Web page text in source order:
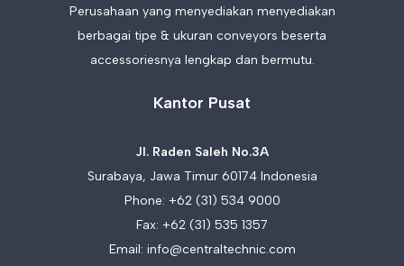
Perusahaan yang menyediakan menyediakan
berbagai tipe & ukuran conveyors beserta
accessoriesnya lengkap dan bermutu.
Kantor Pusat
Jl. Raden Saleh No.3A
Surabaya, Jawa Timur 60174 Indonesia
Phone: +62 (31) 534 9000
Fax: +62 (31) 535 1357
Email: info@centraltechnic.com